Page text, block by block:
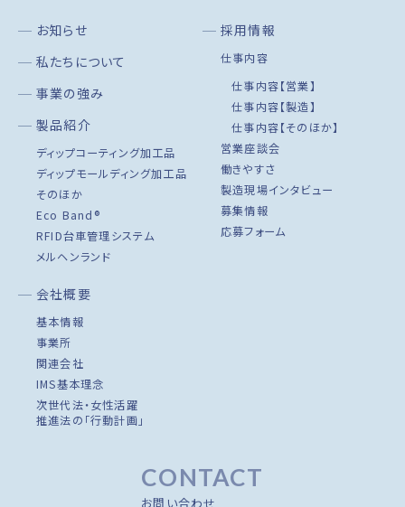
お知らせ
私たちについて
事業の強み
製品紹介
ディップコーティング加工品
ディップモールディング加工品
そのほか
Eco Band®
RFID台車管理システム
メルヘンランド
会社概要
基本情報
事業所
関連会社
IMS基本理念
次世代法・女性活躍
推進法の「行動計画」
採用情報
仕事内容
仕事内容【営業】
仕事内容【製造】
仕事内容【そのほか】
営業座談会
働きやすさ
製造現場インタビュー
募集情報
応募フォーム
CONTACT
お問い合わせ